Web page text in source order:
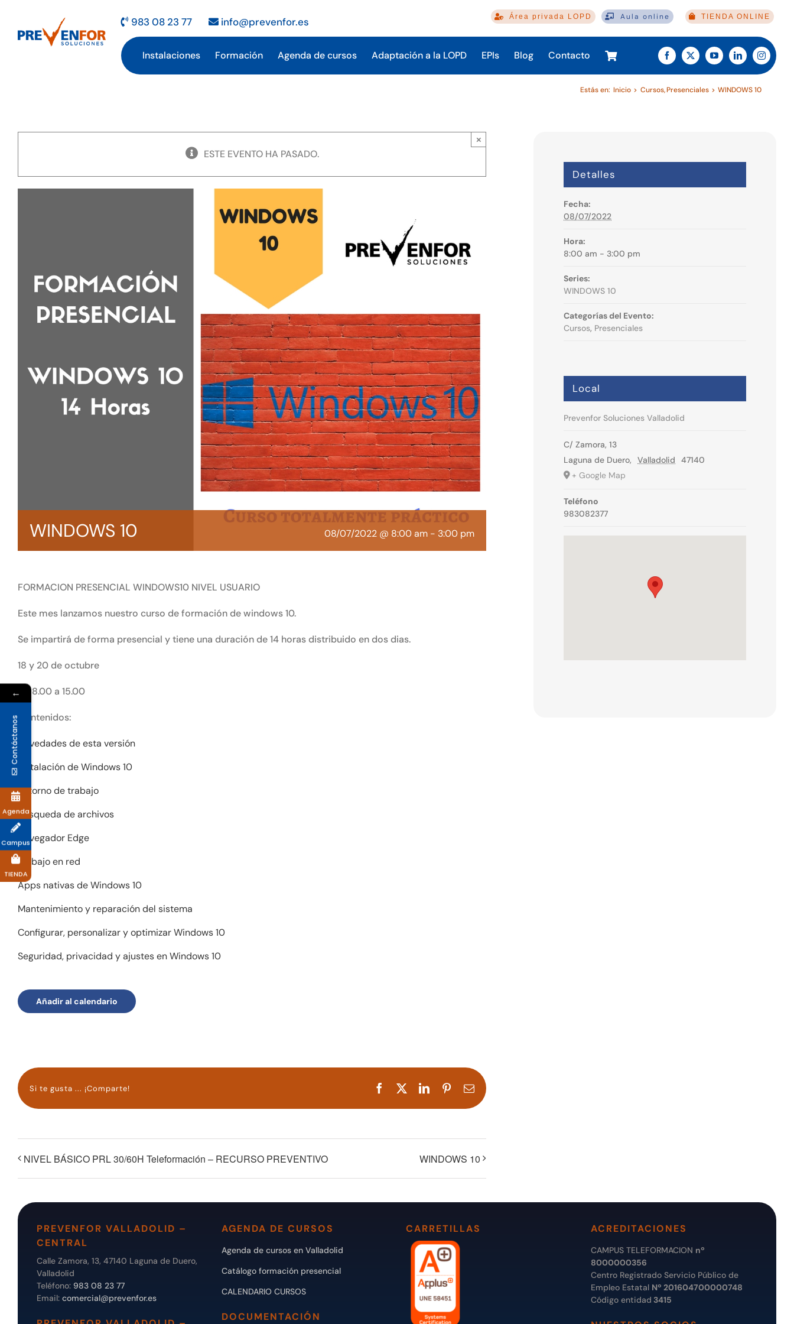
contenido
983 08 23 77 info@prevenfor.es Área privada LOPD Aula online TIENDA ONLINE
Instalaciones Formación Agenda de cursos Adaptación a la LOPD EPIs Blog Contacto
Estás en: Inicio Cursos Presenciales WINDOWS 10
ESTE EVENTO HA PASADO.
×
WINDOWS 10 08/07/2022 @ 8:00 am - 3:00 pm
FORMACION PRESENCIAL WINDOWS10 NIVEL USUARIO
Este mes lanzamos nuestro curso de formación de windows 10.
Se impartirá de forma presencial y tiene una duración de 14 horas distribuido en dos dias.
18 y 20 de octubre
De 8.00 a 15.00
Contenidos:
Novedades de esta versión
Instalación de Windows 10
Entorno de trabajo
Búsqueda de archivos
Navegador Edge
Trabajo en red
Apps nativas de Windows 10
Mantenimiento y reparación del sistema
Configurar, personalizar y optimizar Windows 10
Seguridad, privacidad y ajustes en Windows 10
Añadir al calendario
Si te gusta ... ¡Comparte! Facebook LinkedInPinterestCorreo
electrónico
NIVEL BÁSICO PRL 30/60H Teleformación – RECURSO PREVENTIVO WINDOWS 10
Detalles
Fecha:
08/07/2022
Hora:
8:00 am - 3:00 pm
Series:
WINDOWS 10
Categorías del Evento:
Cursos, Presenciales
Local
Prevenfor Soluciones Valladolid
C/ Zamora, 13
Laguna de Duero, Valladolid
47140
+ Google Map
Teléfono
983082377
PREVENFOR VALLADOLID –
CENTRAL
Calle Zamora, 13, 47140 Laguna de Duero,
Valladolid
Teléfono: 983 08 23 77
Email: comercial@prevenfor.es
AGENDA DE CURSOS
Agenda de cursos en Valladolid
Catálogo formación presencial
CALENDARIO CURSOS
DOCUMENTACIÓN
CARRETILLAS ACREDITACIONES
CAMPUS TELEFORMACION nº
8000000356
Centro Registrado Servicio Público de
Empleo Estatal Nº 201604700000748
Código entidad 3415
←
Contáctanos
Agenda
Campus
TIENDA